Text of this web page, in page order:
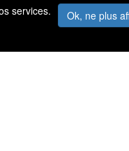
services.
Ok, ne plus